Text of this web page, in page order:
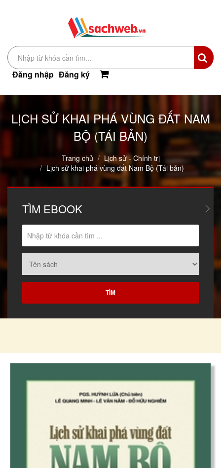
Đăng nhập Đăng ký
LỊCH SỬ KHAI PHÁ VÙNG ĐẤT NAM
BỘ (TÁI BẢN)
Trang chủ
Lịch sử - Chính trị
Lịch sử khai phá vùng đất Nam Bộ (Tái bản)
TÌM EBOOK